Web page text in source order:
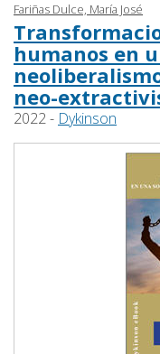
Fariñas Dulce, María José
humanos en
neo-
2022 - Dykinson